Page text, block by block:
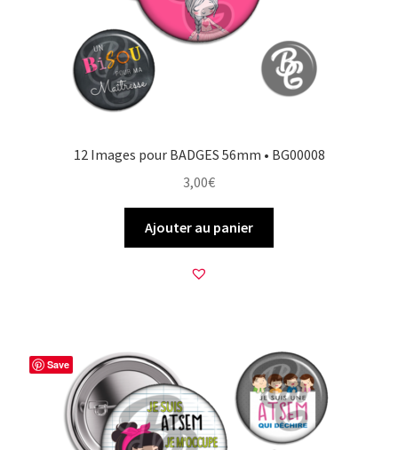
12 Images pour BADGES 56mm • BG00008
3,00€
Ajouter au panier
Save